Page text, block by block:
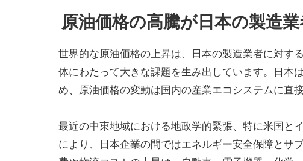
原油価格の高騰が日本の製造
世界的な原油価格の上昇は、日本の製造業者に対す
体にわたって大きな課題を生み出しています。日本
め、原油価格の変動は国内の産業エコシステムに直
最近の中東地域における地政学的緊張、特に米国と
により、日本企業の間ではエネルギー安全保障とサ